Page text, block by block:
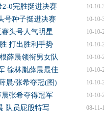
10-10-
2-0完胜挺进决赛
10-10-
号种子挺进决赛
10-10-
头号人气明星
10-10-
打出胜利手势
10-10-
薛晨领衔男女队
10-10-
徐林胤薛晨最佳
10-10-
晨/张希夺冠(图)
10-10-
张希夺得冠军
08-11-
队员屁股特写